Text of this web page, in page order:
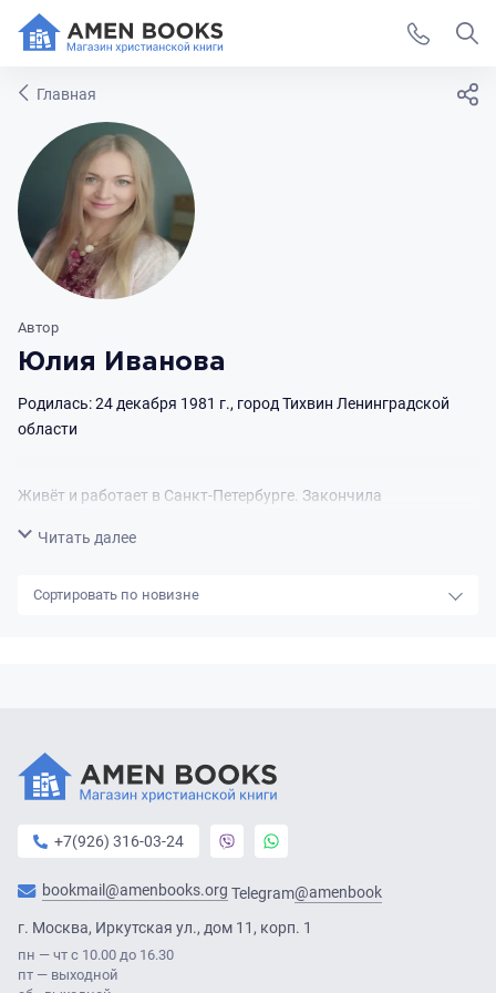
Главная
Автор
Юлия Иванова
Родилась: 24 декабря 1981 г., город Тихвин Ленинградской
области
Живёт и работает в Санкт-Петербурге. Закончила
государственного университета, после этого получила второе
школе начала писать стихи, песни, сказки и рассказы. Первые
точно знаю, что взрослым это тоже не повредит."
Свернуть
Читать далее
новизне
+7(926) 316-03-24
bookmail@amenbooks.org Telegram@amenbook
г. Москва, Иркутская ул., дом 11, корп. 1
пн — чт с 10.00 до 16.30
пт — выходной